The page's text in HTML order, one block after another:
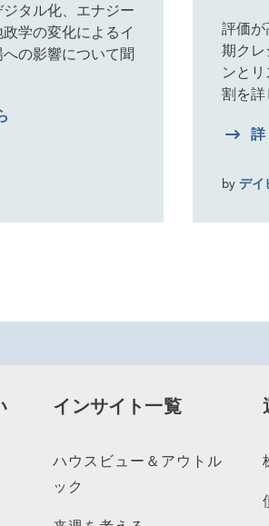
タル化、エナジー
学の変化によるイ
の影響について聞
評価
期ク
ンと
割を詳
詳
by デイ
インサイト一覧
ハウスビュー＆アウトル
ック